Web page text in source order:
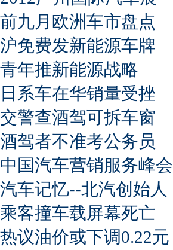
前九月欧洲车市盘点
沪免费发新能源车牌
青年推新能源战略
日系车在华销量受挫
交警查酒驾可拆车窗
酒驾者不准考公务员
中国汽车营销服务峰会
汽车记忆--北汽创始人
乘客撞车载屏幕死亡
热议油价或下调0.22元